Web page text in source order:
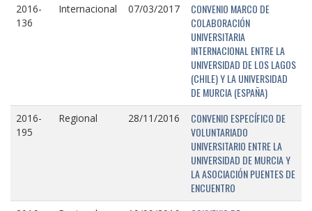
2016-
136
Internacional 07/03/2017
CONVENIO MARCO DE
COLABORACIÓN
UNIVERSITARIA
INTERNACIONAL ENTRE LA
UNIVERSIDAD DE LOS LAGOS
(CHILE) Y LA UNIVERSIDAD
DE MURCIA (ESPAÑA)
2016-
195
Regional 28/11/2016
CONVENIO ESPECÍFICO DE
VOLUNTARIADO
UNIVERSITARIO ENTRE LA
UNIVERSIDAD DE MURCIA Y
LA ASOCIACIÓN PUENTES DE
ENCUENTRO